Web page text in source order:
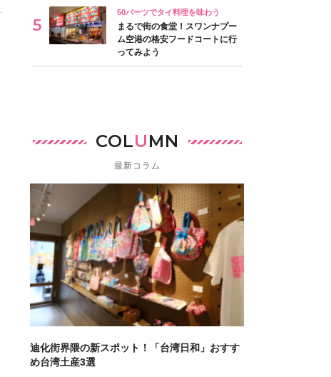
50バーツでタイ料理を味わう
まるで街の食堂！スワンナプー
ム空港の格安フードコートに行
ってみよう
COLUMN
最新コラム
迪化街界隈の新スポット！「台湾日和」おすす
め台湾土産3選